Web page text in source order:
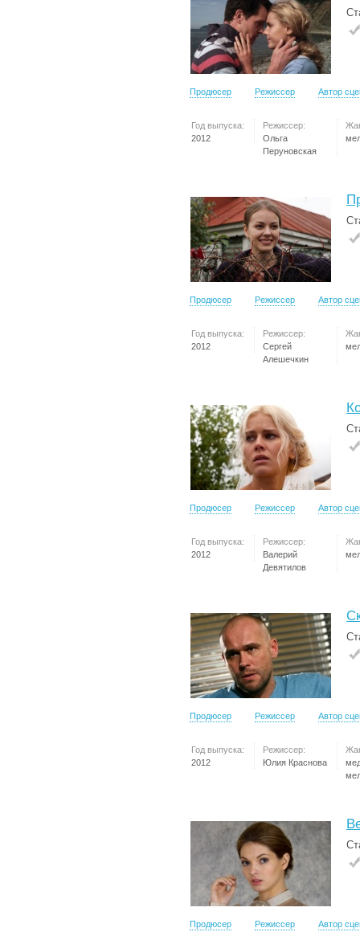
Продюсер Режиссер Автор
Год выпуска:
2012
Режиссер:
Ольга
Перуновская
Продюсер Режиссер Автор
Год выпуска:
2012
Режиссер:
Сергей
Алешечкин
Продюсер Режиссер Автор
Год выпуска:
2012
Режиссер:
Валерий
Девятилов
Продюсер Режиссер Автор
Год выпуска:
2012
Режиссер:
Юлия Краснова
Продюсер Режиссер Автор